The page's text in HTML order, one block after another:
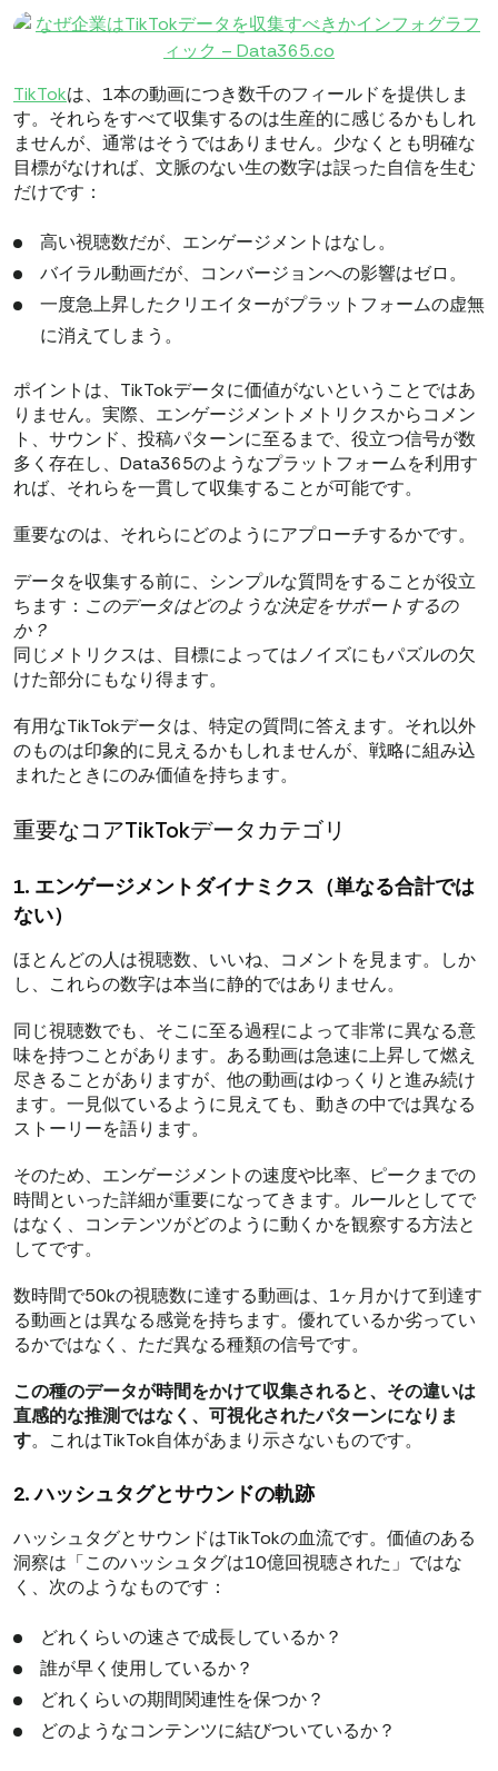
TikTokは、1本の動画につき数千のフィールドを提供しま
す。それらをすべて収集するのは生産的に感じるかもしれ
ませんが、通常はそうではありません。少なくとも明確な
目標がなければ、文脈のない生の数字は誤った自信を生む
だけです：
高い視聴数だが、エンゲージメントはなし。
バイラル動画だが、コンバージョンへの影響はゼロ。
一度急上昇したクリエイターがプラットフォームの虚無
に消えてしまう。
ポイントは、TikTokデータに価値がないということではあ
りません。実際、エンゲージメントメトリクスからコメン
ト、サウンド、投稿パターンに至るまで、役立つ信号が数
多く存在し、Data365のようなプラットフォームを利用す
れば、それらを一貫して収集することが可能です。
重要なのは、それらにどのようにアプローチするかです。
データを収集する前に、シンプルな質問をすることが役立
ちます： このデータはどのような決定をサポートするの
か？
同じメトリクスは、目標によってはノイズにもパズルの欠
けた部分にもなり得ます。
有用なTikTokデータは、特定の質問に答えます。それ以外
のものは印象的に見えるかもしれませんが、戦略に組み込
まれたときにのみ価値を持ちます。
重要なコアTikTokデータカテゴリ
1. エンゲージメントダイナミクス（単なる合計では
ない）
ほとんどの人は視聴数、いいね、コメントを見ます。しか
し、これらの数字は本当に静的ではありません。
同じ視聴数でも、そこに至る過程によって非常に異なる意
味を持つことがあります。ある動画は急速に上昇して燃え
尽きることがありますが、他の動画はゆっくりと進み続け
ます。一見似ているように見えても、動きの中では異なる
ストーリーを語ります。
そのため、エンゲージメントの速度や比率、ピークまでの
時間といった詳細が重要になってきます。ルールとしてで
はなく、コンテンツがどのように動くかを観察する方法と
してです。
数時間で50kの視聴数に達する動画は、1ヶ月かけて到達す
る動画とは異なる感覚を持ちます。優れているか劣ってい
るかではなく、ただ異なる種類の信号です。
この種のデータが時間をかけて収集されると、その違いは
直感的な推測ではなく、可視化されたパターンになりま
す。これはTikTok自体があまり示さないものです。
2. ハッシュタグとサウンドの軌跡
ハッシュタグとサウンドはTikTokの血流です。価値のある
洞察は「このハッシュタグは10億回視聴された」ではな
く、次のようなものです：
どれくらいの速さで成長しているか？
誰が早く使用しているか？
どれくらいの期間関連性を保つか？
どのようなコンテンツに結びついているか？